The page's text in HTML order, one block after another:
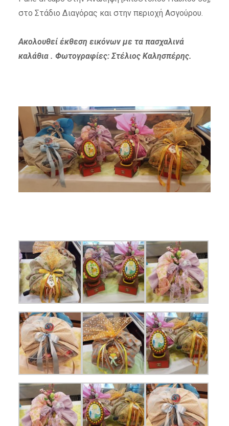
στο Στάδιο Διαγόρας και στην περιοχή Ασγούρου.
Ακολουθεί έκθεση εικόνων με τα πασχαλινά
καλάθια . Φωτογραφίες: Στέλιος Καλησπέρης.